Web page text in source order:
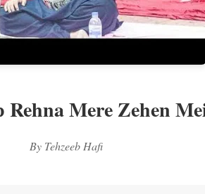
Rehna Mere Zehen
By Tehzeeb Hafi